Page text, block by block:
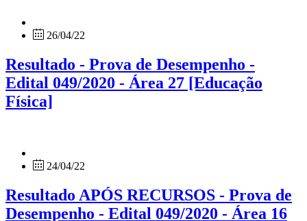
26/04/22
Resultado - Prova de Desempenho -
Edital 049/2020 - Área 27 [Educação
Física]
24/04/22
Resultado APÓS RECURSOS - Prova de
Desempenho - Edital 049/2020 - Área 16